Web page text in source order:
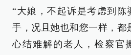
“大娘，不起诉是考虑到陈
手，况且她也和您一样，都
心结难解的老人，检察官